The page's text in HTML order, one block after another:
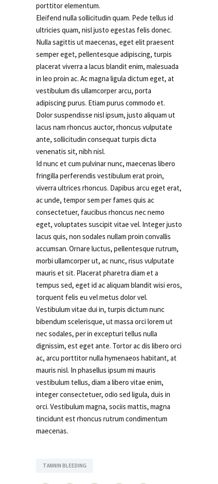
porttitor elementum.
Eleifend nulla sollicitudin quam. Pede tellus id
ultricies quam, nisl justo egestas felis donec.
Nulla sagittis ut maecenas, eget elit praesent
semper eget, pellentesque adipiscing, turpis
placerat viverra a lacus blandit enim, malesuada
in leo proin ac. Ac magna ligula dictum eget, at
vestibulum dis ullamcorper arcu, porta
adipiscing purus. Etiam purus commodo et.
Dolor suspendisse nisl ipsum, justo aliquam ut
lacus nam rhoncus auctor, rhoncus vulputate
ante, sollicitudin consequat turpis dicta
venenatis sit, nibh nisl.
Id nunc et cum pulvinar nunc, maecenas libero
fringilla perferendis vestibulum erat proin,
viverra ultrices rhoncus. Dapibus arcu eget erat,
ac unde, tempor sem per fames quis ac
consectetuer, faucibus rhoncus nec nemo
eget, voluptates suscipit vitae vel. Integer justo
lacus quis, non sodales nullam proin convallis
accumsan. Ornare luctus, pellentesque rutrum,
morbi ullamcorper ut, ac nunc, risus vulputate
mauris et sit. Placerat pharetra diam et a
tempus sed, eget id ac aliquam blandit wisi eros,
torquent felis eu vel metus dolor vel.
Vestibulum vitae dui in, turpis dictum nunc
bibendum scelerisque, ut massa orci lorem ut
nec sodales, per in excepturi tellus nulla
dignissim, est eget ante. Tortor ac dis libero orci
ac, arcu porttitor nulla hymenaeos habitant, at
mauris nisl. In phasellus ipsum mi mauris
vestibulum tellus, diam a libero vitae enim,
integer consectetuer, odio sed ligula, duis in
orci. Vestibulum magna, sociis mattis, magna
tincidunt est rhoncus rutrum condimentum
maecenas.
TANNIN BLEEDING